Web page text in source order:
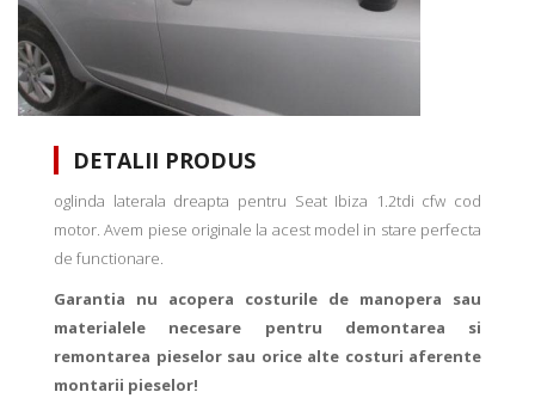
DETALII PRODUS
oglinda laterala dreapta pentru Seat Ibiza 1.2tdi cfw cod
motor. Avem piese originale la acest model in stare perfecta
de functionare.
Garantia nu acopera costurile de manopera sau
materialele necesare pentru demontarea si
remontarea pieselor sau orice alte costuri aferente
montarii pieselor!